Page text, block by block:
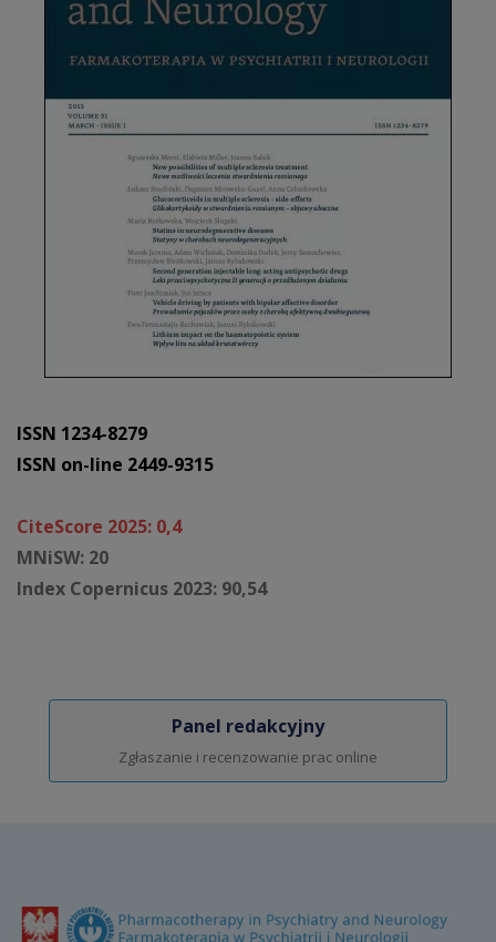
ISSN 1234-8279
ISSN on-line 2449-9315
CiteScore 2025: 0,4
MNiSW: 20
Index Copernicus 2023: 90,54
Panel redakcyjny
Zgłaszanie i recenzowanie prac online